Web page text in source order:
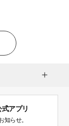
アプリ
知らせ。